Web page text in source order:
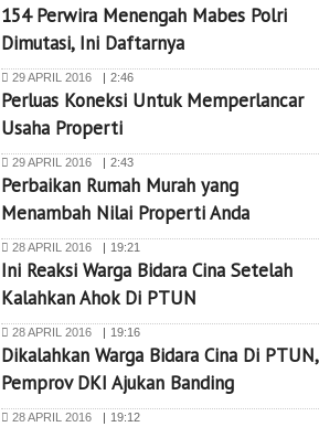
154 Perwira Menengah Mabes Polri
Dimutasi, Ini Daftarnya
29 APRIL 2016 2:46
Perluas Koneksi Untuk Memperlancar
Usaha Properti
29 APRIL 2016 2:43
Perbaikan Rumah Murah yang
Menambah Nilai Properti Anda
28 APRIL 2016 19:21
Ini Reaksi Warga Bidara Cina Setelah
Kalahkan Ahok Di PTUN
28 APRIL 2016 19:16
Dikalahkan Warga Bidara Cina Di PTUN,
Pemprov DKI Ajukan Banding
28 APRIL 2016 19:12